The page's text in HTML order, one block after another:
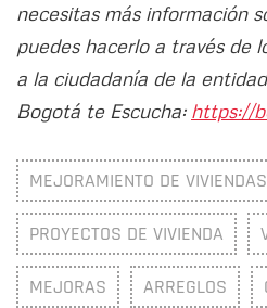
necesitas más información
puedes hacerlo a través de
a la ciudadanía de la
Bogotá te Escucha: https://
MEJORAMIENTO DE VIVIENDAS
PROYECTOS DE VIVIENDA
MEJORAS ARREGLOS